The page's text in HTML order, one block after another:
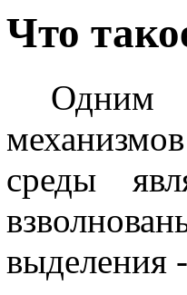
Что
Одним
среды
выделения